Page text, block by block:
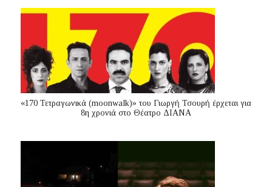
«170 Τετραγωνικά (moonwalk)» του Γιωργή Τσουρή έρχεται για
8η χρονιά στο Θέατρο ΔΙΑΝΑ